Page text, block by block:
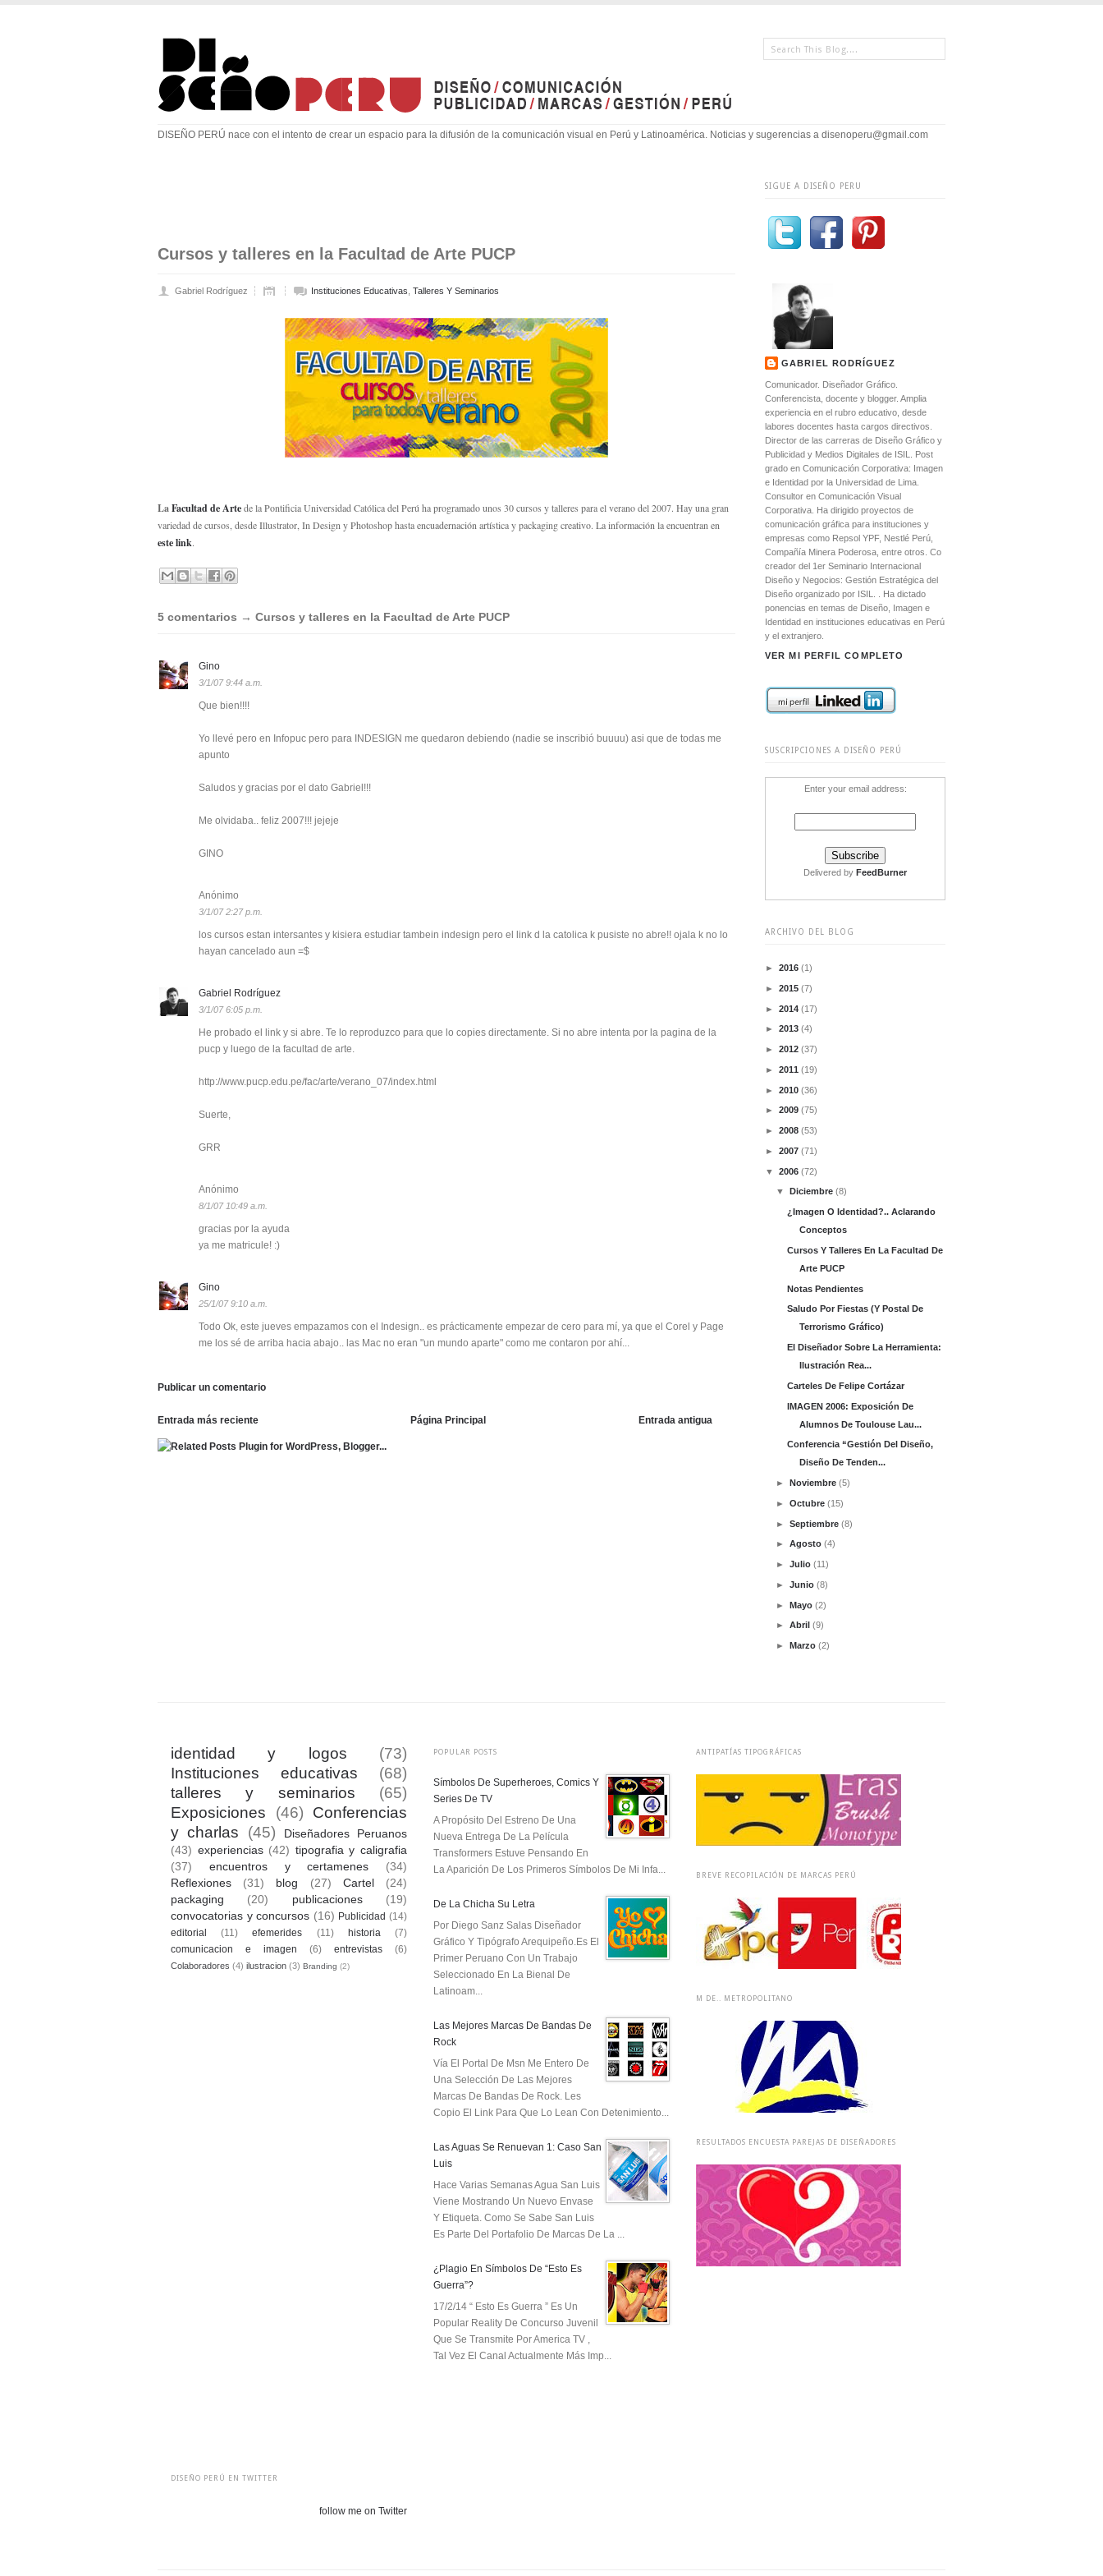
DISEÑO PERÚ nace con el intento de crear un espacio para la difusión de la comunicación visual en Perú y Latinoamérica. Noticias y sugerencias a disenoperu@gmail.com
SIGUE A DISEÑO PERU
GABRIEL RODRÍGUEZ
Comunicador. Diseñador Gráfico.
Conferencista, docente y blogger. Amplia
experiencia en el rubro educativo, desde
labores docentes hasta cargos directivos.
Director de las carreras de Diseño Gráfico y
Publicidad y Medios Digitales de ISIL. Post
grado en Comunicación Corporativa: Imagen
e Identidad por la Universidad de Lima.
Consultor en Comunicación Visual
Corporativa. Ha dirigido proyectos de
comunicación gráfica para instituciones y
empresas como Repsol YPF, Nestlé Perú,
Compañía Minera Poderosa, entre otros. Co
creador del 1er Seminario Internacional
Diseño y Negocios: Gestión Estratégica del
Diseño organizado por ISIL. . Ha dictado
ponencias en temas de Diseño, Imagen e
Identidad en instituciones educativas en Perú
y el extranjero.
VER MI PERFIL COMPLETO
SUSCRIPCIONES A DISEÑO PERÚ
Enter your email address:
Delivered by FeedBurner
ARCHIVO DEL BLOG
► 2016 (1)
► 2015 (7)
► 2014 (17)
► 2013 (4)
► 2012 (37)
► 2011 (19)
► 2010 (36)
► 2009 (75)
► 2008 (53)
► 2007 (71)
▼ 2006 (72)
▼ Diciembre(8)
¿Imagen O Identidad?.. Aclarando
Conceptos
Cursos Y Talleres En La Facultad De
Arte PUCP
Notas Pendientes
Saludo Por Fiestas (y Postal De
Terrorismo Gráfico)
El Diseñador Sobre La Herramienta:
Ilustración Rea...
Carteles De Felipe Cortázar
IMAGEN 2006: Exposición De
Alumnos De Toulouse Lau...
Conferencia “Gestión Del Diseño,
Diseño De Tenden...
►Noviembre(5)
►Octubre(15)
►Septiembre(8)
►Agosto(4)
►Julio(11)
►Junio(8)
►Mayo(2)
►Abril(9)
►Marzo(2)
Cursos y talleres en la Facultad de Arte PUCP
Gabriel Rodríguez Instituciones Educativas Talleres Y Seminarios
LaFacultad de Artede la Pontificia Universidad Católica del Perú ha programado unos 30 cursos y talleres para el verano del 2007. Hay una gran
variedad de cursos, desde Illustrator, In Design y Photoshop hasta encuadernación artística y packaging creativo. La información la encuentran en
este link.
5 comentarios → Cursos y talleres en la Facultad de Arte PUCP
Gino
3/1/07 9:44 a.m.
Que bien!!!!
Yo llevé pero en Infopuc pero para INDESIGN me quedaron debiendo (nadie se inscribió buuuu) asi que de todas me
apunto
Saludos y gracias por el dato Gabriel!!!
Me olvidaba.. feliz 2007!!! jejeje
GINO
Anónimo
3/1/07 2:27 p.m.
los cursos estan intersantes y kisiera estudiar tambein indesign pero el link d la catolica k pusiste no abre!! ojala k no lo
hayan cancelado aun =$
Gabriel Rodríguez
3/1/07 6:05 p.m.
He probado el link y si abre. Te lo reproduzco para que lo copies directamente. Si no abre intenta por la pagina de la
pucp y luego de la facultad de arte.
http://www.pucp.edu.pe/fac/arte/verano_07/index.html
Suerte,
GRR
Anónimo
8/1/07 10:49 a.m.
gracias por la ayuda
ya me matricule! :)
Gino
25/1/07 9:10 a.m.
Todo Ok, este jueves empazamos con el Indesign.. es prácticamente empezar de cero para mí, ya que el Corel y Page
me los sé de arriba hacia abajo.. las Mac no eran "un mundo aparte" como me contaron por ahí...
Publicar un comentario
Entrada más reciente Entrada antigua
Página Principal
ANTIPATÍAS TIPOGRÁFICAS
BREVE RECOPILACIÓN DE MARCAS PERÚ
M DE.. METROPOLITANO
RESULTADOS ENCUESTA PAREJAS DE DISEÑADORES
POPULAR POSTS
Símbolos De Superheroes, Comics Y
Series De TV
A Propósito Del Estreno De Una
Nueva Entrega De La Película
Transformers Estuve Pensando En
La Aparición De Los Primeros Símbolos De Mi Infa...
De La Chicha Su Letra
Por Diego Sanz Salas Diseñador
Gráfico Y Tipógrafo Arequipeño.Es El
Primer Peruano Con Un Trabajo
Seleccionado En La Bienal De
Latinoam...
Las Mejores Marcas De Bandas De
Rock
Vía El Portal De Msn Me Entero De
Una Selección De Las Mejores
Marcas De Bandas De Rock. Les
Copio El Link Para Que Lo Lean Con Detenimiento...
Las Aguas Se Renuevan 1: Caso San
Luis
Hace Varias Semanas Agua San Luis
Viene Mostrando Un Nuevo Envase
Y Etiqueta. Como Se Sabe San Luis
Es Parte Del Portafolio De Marcas De La ...
¿Plagio En Símbolos De “Esto Es
Guerra”?
17/2/14 “ Esto Es Guerra ” Es Un
Popular Reality De Concurso Juvenil
Que Se Transmite Por America TV ,
Tal Vez El Canal Actualmente Más Imp...
identidad y logos
(73)
Instituciones educativas
(68)
talleres y seminarios
(65)
Exposiciones
(46)
Conferencias
y charlas
(45)
Diseñadores Peruanos
(43) experiencias (42) tipografia y caligrafia
(37)
encuentros y certamenes
(34)
Reflexiones
(31) blog (27) Cartel
(24)
packaging
(20) publicaciones
(19)
convocatorias y concursos (16) Publicidad (14)
editorial
(11) efemerides (11) historia
(7)
comunicacion e imagen
(6) entrevistas (6)
Colaboradores (4) ilustracion (3) Branding (2)
DISEÑO PERÚ EN TWITTER
follow me on Twitter